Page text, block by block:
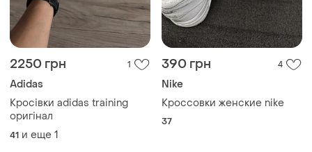
2250 грн 1
Adidas
Кросівки adidas training
оригінал
41 и еще 1
390 грн 4
Nike
Кроссовки женские nike
37